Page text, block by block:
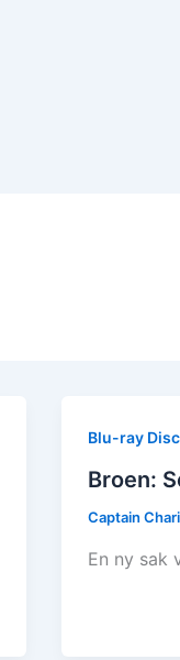
Blu-ray Disc
Broen:
Captain
En ny sak